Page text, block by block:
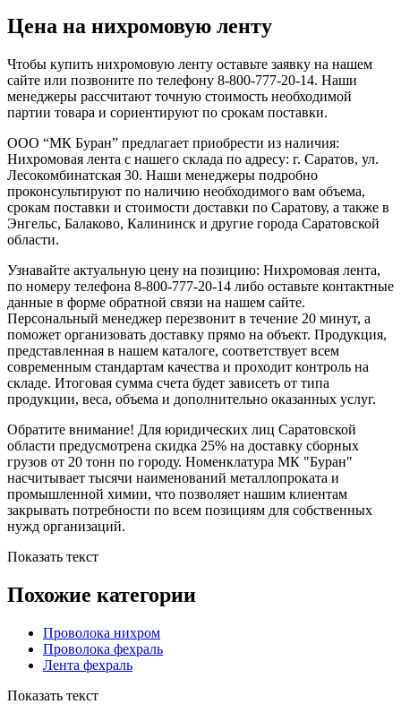
Цена на нихромовую ленту
Чтобы купить нихромовую ленту оставьте заявку на нашем
сайте или позвоните по телефону 8-800-777-20-14. Наши
менеджеры рассчитают точную стоимость необходимой
партии товара и сориентируют по срокам поставки.
ООО “МК Буран” предлагает приобрести из наличия:
Нихромовая лента с нашего склада по адресу: г. Саратов, ул.
Лесокомбинатская 30. Наши менеджеры подробно
проконсультируют по наличию необходимого вам объема,
срокам поставки и стоимости доставки по Саратову, а также в
Энгельс, Балаково, Калининск и другие города Саратовской
области.
Узнавайте актуальную цену на позицию: Нихромовая лента,
по номеру телефона 8-800-777-20-14 либо оставьте контактные
данные в форме обратной связи на нашем сайте.
Персональный менеджер перезвонит в течение 20 минут, а
поможет организовать доставку прямо на объект. Продукция,
представленная в нашем каталоге, соответствует всем
современным стандартам качества и проходит контроль на
складе. Итоговая сумма счета будет зависеть от типа
продукции, веса, объема и дополнительно оказанных услуг.
Обратите внимание! Для юридических лиц Саратовской
области предусмотрена скидка 25% на доставку сборных
грузов от 20 тонн по городу. Номенклатура МК "Буран"
насчитывает тысячи наименований металлопроката и
промышленной химии, что позволяет нашим клиентам
закрывать потребности по всем позициям для собственных
нужд организаций.
Показать текст
Похожие категории
Проволока нихром
Проволока фехраль
Лента фехраль
Показать текст